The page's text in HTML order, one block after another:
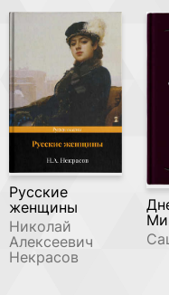
Русские
женщины
Николай
Алексеевич
Некрасов